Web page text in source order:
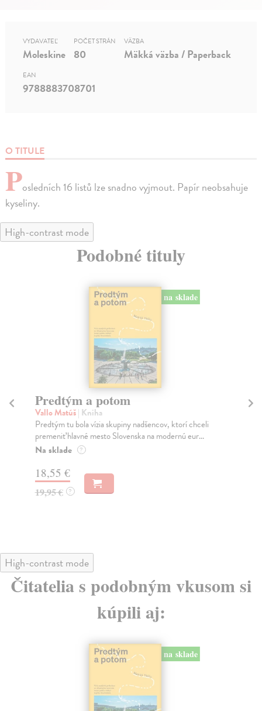
O TITULE
Posledních 16 listů lze snadno vyjmout. Papír neobsahuje
kyseliny.
VYDAVATEĽ
Moleskine
POČET STRÁN
80
VÄZBA
Mäkká väzba / Paperback
EAN
9788883708701
High-contrast mode
Podobné tituly
na sklade
Predtým a potom
Vallo Matúš| Kniha
Predtým tu bola vízia skupiny nadšencov, ktorí chceli
premeniť hlavné mesto Slovenska na modernú eur...
Na sklade ?
18,55 €
19,95 € ?
High-contrast mode
Čitatelia s podobným vkusom si
kúpili aj:
novinka